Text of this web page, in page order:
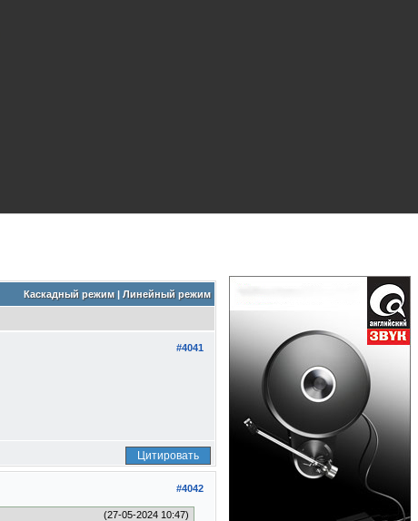
Каскадный режим| Линейный режим
#4041
Цитировать
#4042
(27-05-2024 10:47)